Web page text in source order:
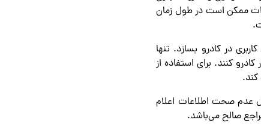
ممکن است در طول زمان
در کادرو بسازد. تنها
کادرو کنند. برای استفاده از
کند.
عدم صحت اطلاعات اعلام
صالح می‌باشد.